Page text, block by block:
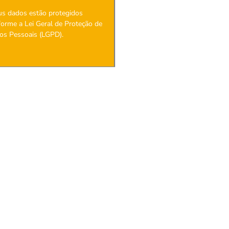
dados estão protegidos
a Lei Geral de Proteção de
Pessoais (LGPD).